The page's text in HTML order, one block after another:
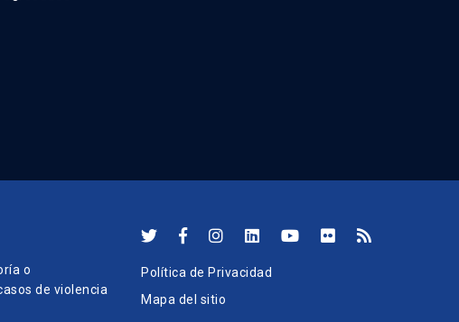
o
de violencia
Política de Privacidad
Mapa del sitio